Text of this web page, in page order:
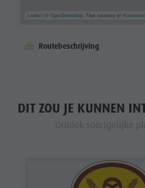
Leaflet | ©OpenStreetMap, Tiles courtesy of
Routebeschrijving
DIT ZOU JE KUNNEN
Ontdek soortgelijke